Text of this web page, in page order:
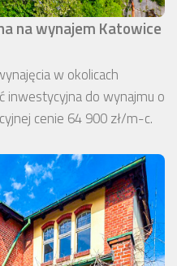
na wynajem Katowice
w okolicach
inwestycyjna do wynajmu o
cenie 64 900 zł/m-c.